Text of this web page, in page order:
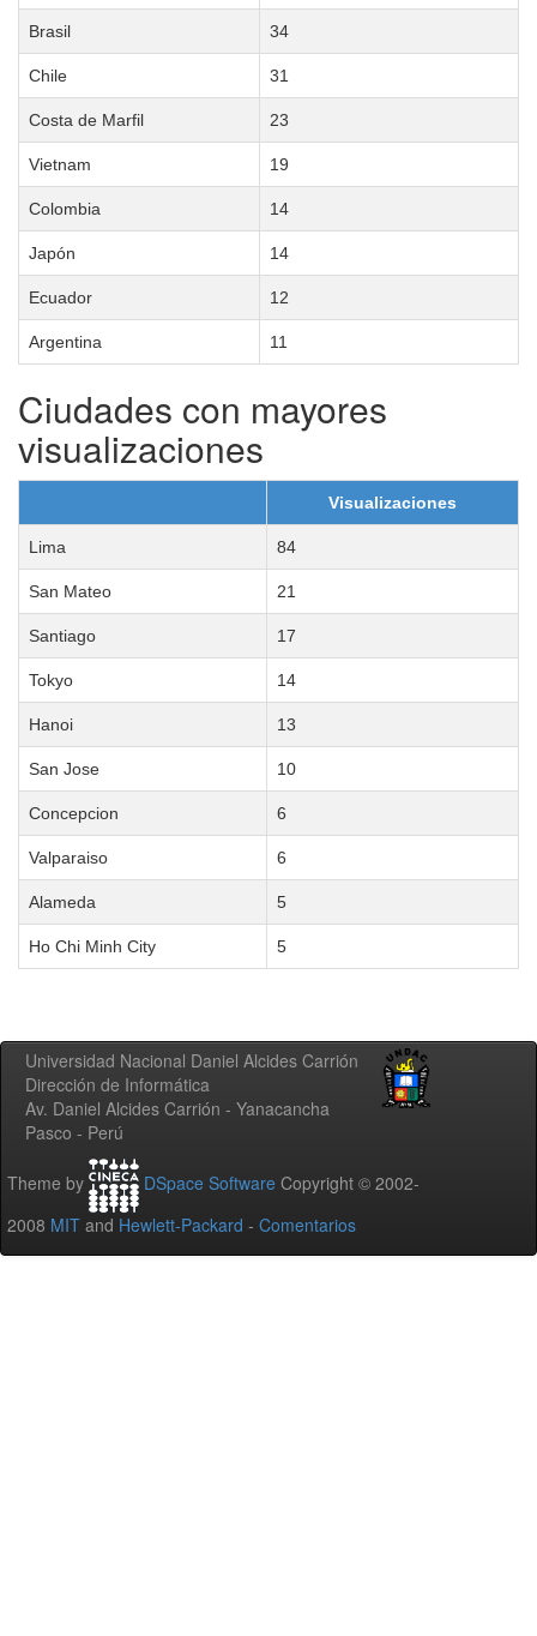
Brasil 34
Chile 31
Costa de Marfil 23
Vietnam 19
Colombia 14
Japón 14
Ecuador 12
Argentina 11
Ciudades con mayores
visualizaciones
Visualizaciones
Lima 84
San Mateo 21
Santiago 17
Tokyo 14
Hanoi 13
San Jose 10
Concepcion 6
Valparaiso 6
Alameda 5
Ho Chi Minh City 5
Universidad Nacional Daniel Alcides Carrión
Dirección de Informática
Av. Daniel Alcides Carrión - Yanacancha
Pasco - Perú
Theme by DSpace Software Copyright © 2002-
2008 MIT and Hewlett-Packard - Comentarios